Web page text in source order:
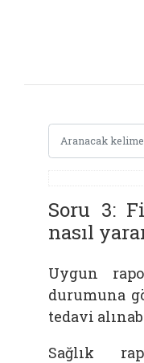
Soru 3:
nasıl
Uygun
durumuna
tedavi
Sağlık